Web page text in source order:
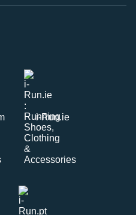
i-Run.ie